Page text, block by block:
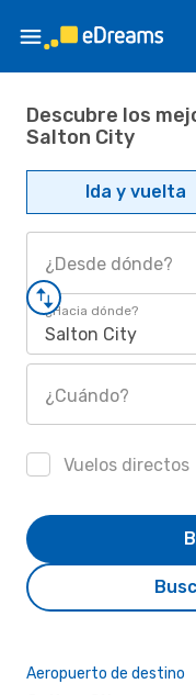
Descubre los
Salton City
Ida y vuelta
¿Desde dónde?
¿Hacia dónde?
Salton City
¿Cuándo?
Vuelos directos
Aeropuerto de destino